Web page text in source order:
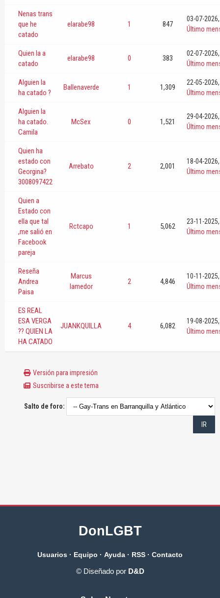
Nenas trans
que he
catado
elarabe98 1 847
03-07-
Último
Quien la a
catado
elarabe98 0 383
02-07-
Último
Alguien la
ha catado ?
Ballenaverde 1 1,309
22-05-
Último
Alguien la
ha catado.
Camila
McSex 0 1,521
29-04-
Último
Quien ha
estado con
Georgina?
3008097422
Arrebato 2 2,001
18-04-
Último
Quien a
Estado con
ella que tal
,me salió en
Facebook
pareja
Rctcapo 1 5,062
23-11-
Último
Reseña
Andrea
Paisa
Marcus
lamedor
2 4,846
10-11-
Último
ES REAL
ESA VERGA
?? QUIEN LA
HA CATADO
JUANKQUILLA 4 6,082
19-08-
Último
Versión para impresión
Suscribirse a este tema
Salto de foro:
DonLGBT
Usuarios · Equipo · Ayuda · RSS · Contacto
© Diseñado por D&D